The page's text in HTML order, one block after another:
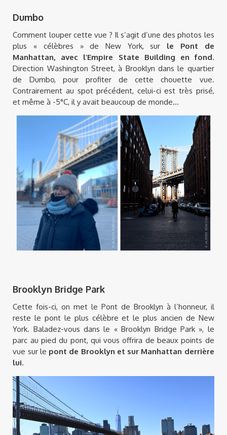
Dumbo
Comment louper cette vue ? Il s’agit d’une des photos les
plus « célèbres » de New York, sur le Pont de
Manhattan, avec l’Empire State Building en fond.
Direction Washington Street, à Brooklyn dans le quartier
de Dumbo, pour profiter de cette chouette vue.
Contrairement au spot précédent, celui-ci est très prisé,
et même à -5°C, il y avait beaucoup de monde…
Brooklyn Bridge Park
Cette fois-ci, on met le Pont de Brooklyn à l’honneur, il
reste le pont le plus célèbre et le plus ancien de New
York. Baladez-vous dans le « Brooklyn Bridge Park », le
parc au pied du pont, qui vous offrira de beaux points de
vue sur le pont de Brooklyn et sur Manhattan derrière
lui.